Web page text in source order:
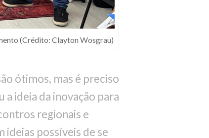
(Crédito: Clayton Wosgrau)
ótimos, mas é preciso
ideia da inovação para
regionais e
ideias possíveis de se